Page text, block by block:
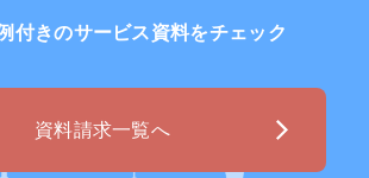
付きのサービス資料をチェック
資料請求一覧へ